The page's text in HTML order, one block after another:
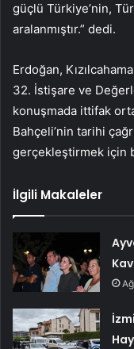
güçlü Türkiye’nin,
aralanmıştır.” dedi.
Erdoğan,
32. İstişare ve
konuşmada ittifak
Bahçeli’nin tarihi
gerçekleştirmek için
İlgili Makaleler